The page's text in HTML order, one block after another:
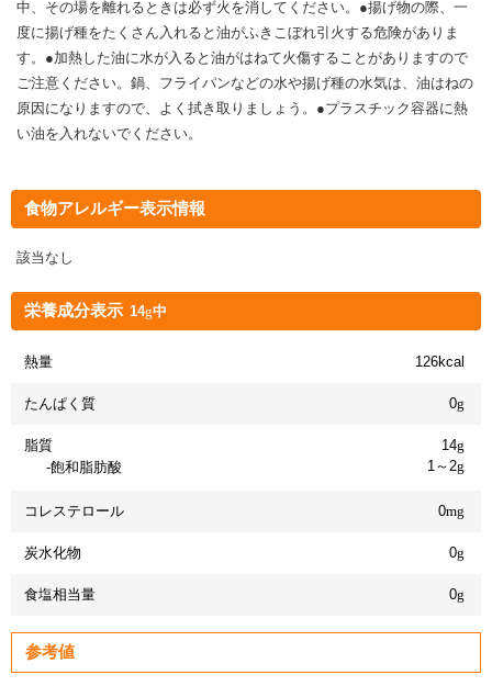
中、その場を離れるときは必ず火を消してください。●揚げ物の際、一
度に揚げ種をたくさん入れると油がふきこぼれ引火する危険がありま
す。●加熱した油に水が入ると油がはねて火傷することがありますので
ご注意ください。鍋、フライパンなどの水や揚げ種の水気は、油はねの
原因になりますので、よく拭き取りましょう。●プラスチック容器に熱
い油を入れないでください。
食物アレルギー表示情報
該当なし
栄養成分表示 14g中
熱量 126kcal
たんぱく質 0g
脂質
飽和脂肪酸
14g
1～2g
コレステロール 0mg
炭水化物 0g
食塩相当量 0g
参考値